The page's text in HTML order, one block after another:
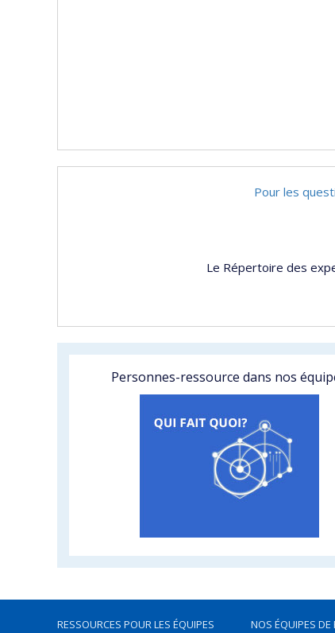
Pour les
Le Répertoire des
Personnes-ressource dans nos
RESSOURCES POUR LES ÉQUIPES
NOS ÉQUIPES DE